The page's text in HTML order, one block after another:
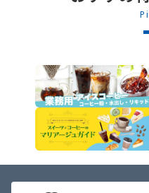
盛りつけます。 ※牛丼の素のたれ